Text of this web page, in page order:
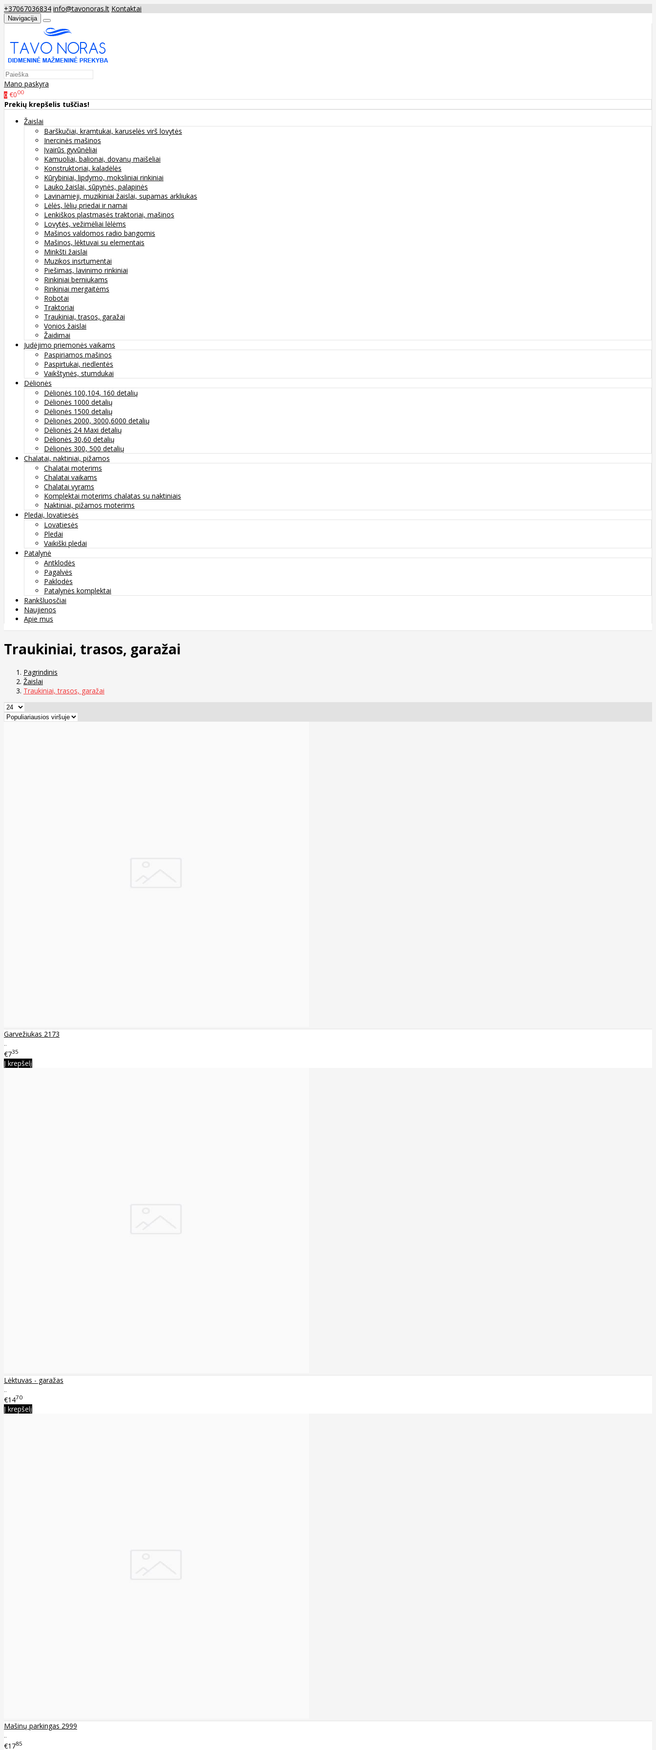
+37067036834 info@tavonoras.lt Kontaktai
Navigacija
Mano paskyra
0 €000
Prekių krepšelis tuščias!
Žaislai
Barškučiai, kramtukai, karuselės virš lovytės
Inercinės mašinos
Įvairūs gyvūnėliai
Kamuoliai, balionai, dovanų maišeliai
Konstruktoriai, kaladėlės
Kūrybiniai, lipdymo, moksliniai rinkiniai
Lauko žaislai, sūpynės, palapinės
Lavinamieji, muzikiniai žaislai, supamas arkliukas
Lėlės, lėlių priedai ir namai
Lenkiškos plastmasės traktoriai, mašinos
Lovytės, vežimėliai lėlėms
Mašinos valdomos radio bangomis
Mašinos, lėktuvai su elementais
Minkšti žaislai
Muzikos insrtumentai
Piešimas, lavinimo rinkiniai
Rinkiniai berniukams
Rinkiniai mergaitėms
Robotai
Traktoriai
Traukiniai, trasos, garažai
Vonios žaislai
Žaidimai
Judėjimo priemonės vaikams
Paspiriamos mašinos
Paspirtukai, riedlentės
Vaikštynės, stumdukai
Dėlionės
Dėlionės 100,104, 160 detalių
Dėlionės 1000 detalių
Dėlionės 1500 detalių
Dėlionės 2000, 3000,6000 detalių
Dėlionės 24 Maxi detalių
Dėlionės 30,60 detalių
Dėlionės 300, 500 detalių
Chalatai, naktiniai, pižamos
Chalatai moterims
Chalatai vaikams
Chalatai vyrams
Komplektai moterims chalatas su naktiniais
Naktiniai, pižamos moterims
Pledai, lovatiesės
Lovatiesės
Pledai
Vaikiški pledai
Patalynė
Antklodės
Pagalvės
Paklodės
Patalynės komplektai
Rankšluosčiai
Naujienos
Apie mus
Traukiniai, trasos, garažai
Pagrindinis
Žaislai
Traukiniai, trasos, garažai
Garvežiukas 2173
..
€735
Į krepšelį
Lėktuvas - garažas
..
€1470
Į krepšelį
Mašinų parkingas 2999
..
€1785